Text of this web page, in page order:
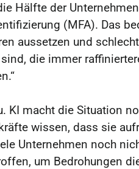
Hälfte der
(MFA). Das
aussetzen und
die immer
KI macht die Situation
wissen, dass sie
Unternehmen noch
um Bedrohungen